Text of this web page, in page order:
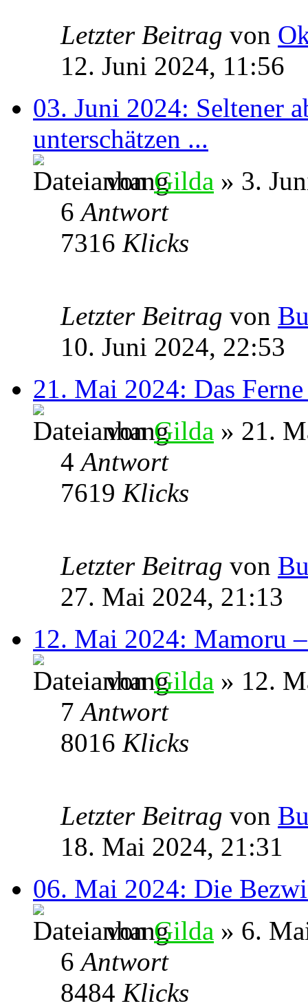
Letzter Beitrag von
12. Juni 2024, 11:56
03. Juni 2024: Seltener
unterschätzen ...
vonGilda » 3.
6Antwort
7316 Klicks
Letzter Beitrag von
10. Juni 2024, 22:53
21. Mai 2024: Das
vonGilda » 21.
4Antwort
7619 Klicks
Letzter Beitrag von
27. Mai 2024, 21:13
12. Mai 2024: Mamoru
vonGilda » 12.
7Antwort
8016 Klicks
Letzter Beitrag von
18. Mai 2024, 21:31
06. Mai 2024: Die
vonGilda » 6.
6Antwort
8484 Klicks